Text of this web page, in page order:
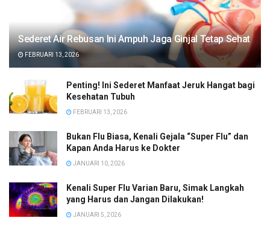
Sederet Air Rebusan Ini Ampuh Jaga Ginjal Tetap Sehat
FEBRUARI 13, 2026
Penting! Ini Sederet Manfaat Jeruk Hangat bagi
Kesehatan Tubuh
FEBRUARI 13, 2026
Bukan Flu Biasa, Kenali Gejala “Super Flu” dan
Kapan Anda Harus ke Dokter
JANUARI 10, 2026
Kenali Super Flu Varian Baru, Simak Langkah
yang Harus dan Jangan Dilakukan!
JANUARI 5, 2026